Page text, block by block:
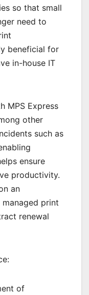
so that small
need to
beneficial for
in-house IT
MPS Express
other
such as
ensure
productivity.
an
print
renewal
of